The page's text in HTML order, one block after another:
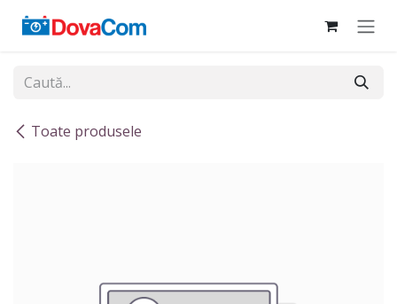
Toate produsele